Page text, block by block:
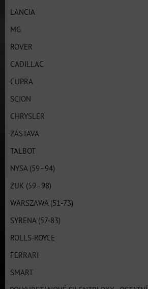
LANCIA
MG
ROVER
CADILLAC
CUPRA
SCION
CHRYSLER
ZASTAVA
TALBOT
NYSA (59–94)
ŻUK (59–98)
WARSZAWA (51-73)
SYRENA (57-83)
ROLLS-ROYCE
FERRARI
SMART